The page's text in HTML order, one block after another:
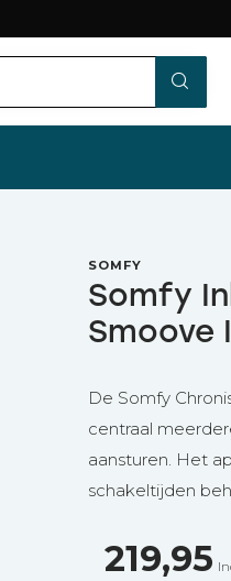
SOMFY
Somfy
Smoove
De Somfy
centraal
aansturen. Het
schakeltijden
219,95